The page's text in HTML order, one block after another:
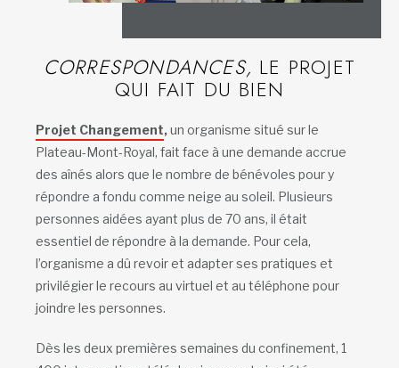
CORRESPONDANCES, LE PROJET
QUI FAIT DU BIEN
Projet Changement,un organisme situé sur le
Plateau-Mont-Royal, fait face à une demande accrue
des aînés alors que le nombre de bénévoles pour y
répondre a fondu comme neige au soleil. Plusieurs
personnes aidées ayant plus de 70 ans, il était
essentiel de répondre à la demande. Pour cela,
l’organisme a dû revoir et adapter ses pratiques et
privilégier le recours au virtuel et au téléphone pour
joindre les personnes.
Dès les deux premières semaines du confinement, 1